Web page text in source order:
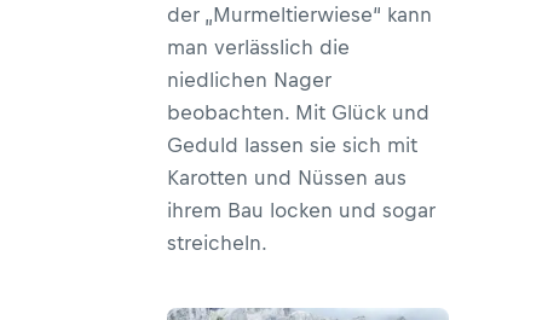
der „Murmeltierwiese“ kann
man verlässlich die
niedlichen Nager
beobachten. Mit Glück und
Geduld lassen sie sich mit
Karotten und Nüssen aus
ihrem Bau locken und sogar
streicheln.